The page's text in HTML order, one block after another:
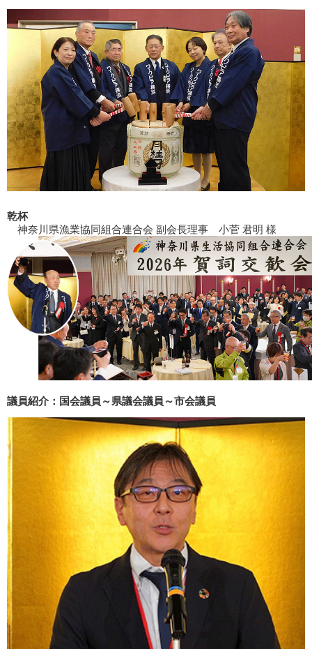
乾杯
神奈川県漁業協同組合連合会 副会長理事 小菅 君明 様
議員紹介：国会議員～県議会議員～市会議員